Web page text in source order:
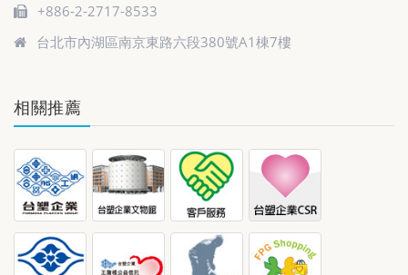
+886-2-2717-8533
台北市內湖區南京東路六段380號A1棟7樓
相關推薦